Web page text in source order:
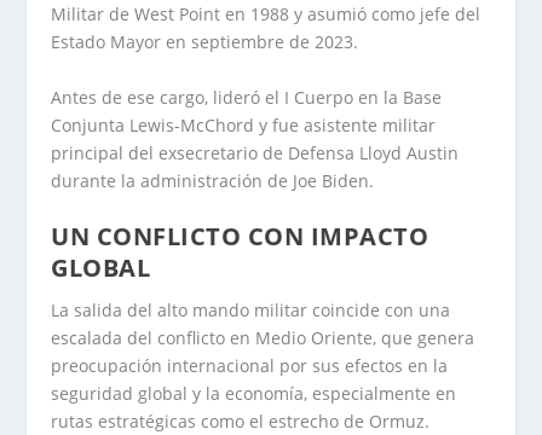
Militar de West Point en 1988 y asumió como jefe del
Estado Mayor en septiembre de 2023.
Antes de ese cargo, lideró el I Cuerpo en la Base
Conjunta Lewis-McChord y fue asistente militar
principal del exsecretario de Defensa Lloyd Austin
durante la administración de Joe Biden.
UN CONFLICTO CON IMPACTO
GLOBAL
La salida del alto mando militar coincide con una
escalada del conflicto en Medio Oriente, que genera
preocupación internacional por sus efectos en la
seguridad global y la economía, especialmente en
rutas estratégicas como el estrecho de Ormuz.